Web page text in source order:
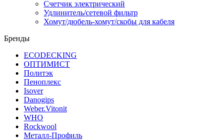
Счетчик электрический
Удлинитель/сетевой фильтр
Хомут/дюбель-хомут/скобы для кабеля
Бренды
ECODECKING
ОПТИМИСТ
Политэк
Пеноплекс
Isover
Danogips
Weber.Vitonit
WHO
Rockwool
Металл-Профиль